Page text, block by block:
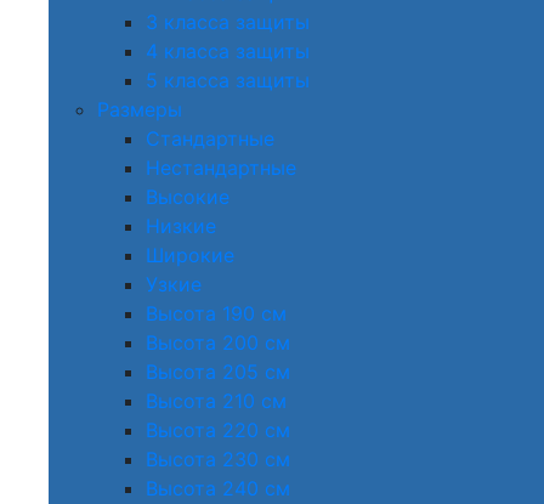
3 класса защиты
4 класса защиты
5 класса защиты
Размеры
Стандартные
Нестандартные
Высокие
Низкие
Широкие
Узкие
Высота 190 см
Высота 200 см
Высота 205 см
Высота 210 см
Высота 220 см
Высота 230 см
Высота 240 см